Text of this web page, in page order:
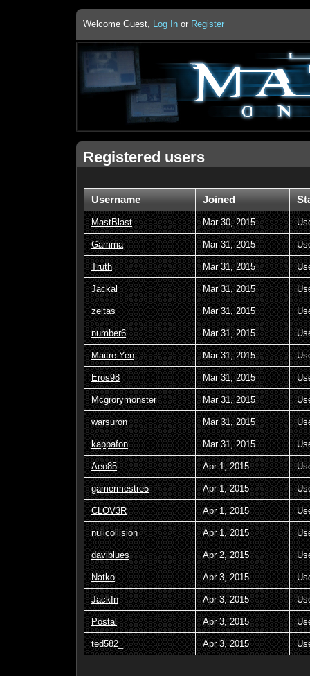
Welcome Guest, Log In or Register
Registered users
Username Joined
MastBlast Mar 30, 2015
Gamma Mar 31, 2015
Truth Mar 31, 2015
Jackal Mar 31, 2015
zeitas Mar 31, 2015
number6 Mar 31, 2015
Maitre-Yen Mar 31, 2015
Eros98 Mar 31, 2015
Mcgrorymonster Mar 31, 2015
warsuron Mar 31, 2015
kappafon Mar 31, 2015
Aeo85 Apr 1, 2015
gamermestre5 Apr 1, 2015
CLOV3R Apr 1, 2015
nullcollision Apr 1, 2015
daviblues Apr 2, 2015
Natko Apr 3, 2015
JackIn Apr 3, 2015
Postal Apr 3, 2015
ted582_ Apr 3, 2015